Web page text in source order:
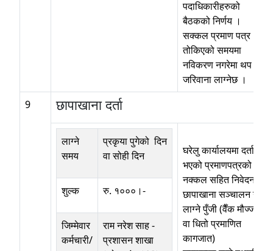
पदाधिकारीहरुको
बैठकको निर्णय ।
सक्कल प्रमाण पत्र ।
तोकिएको समयमा
नविकरण नगरेमा थप
जरिवाना लाग्नेछ ।
9
छापाखाना दर्ता
लाग्ने
समय
प्रकृया पुगेको दिन
वा सोही दिन
शुल्क रु. १०००।-
जिम्मेवार
कर्मचारी/
राम नरेश साह-
प्रशासन शाखा
घरेलु कार्यालयमा दर्ता
भएको प्रमाणपत्रको
नक्कल सहित निवेदन ।
छापाखाना सञ्चालन गर्न
लाग्ने पुँजी (वैँक मौज्जाद
वा धितो प्रमाणित
कागजात)